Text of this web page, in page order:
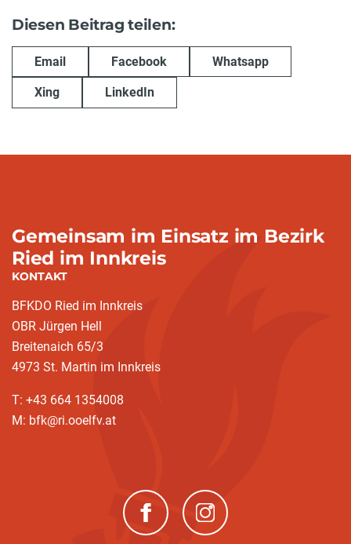
Diesen Beitrag teilen:
Email Facebook Whatsapp
Xing LinkedIn
Gemeinsam im Einsatz im Bezirk
Ried im Innkreis
KONTAKT
BFKDO Ried im Innkreis
OBR Jürgen Hell
Breitenaich 65/3
4973 St. Martin im Innkreis
T: +43 664 1354008
M: bfk@ri.ooelfv.at
(neues Fenster)(neues Fenster)